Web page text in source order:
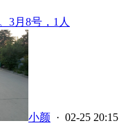
3月8号，1人
小颜 · 02-25 20:15